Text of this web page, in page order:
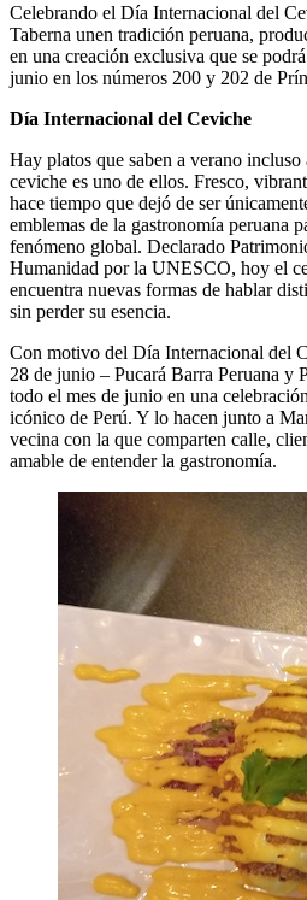
Celebrando el Día Internacional del
Taberna unen tradición peruana,
en una creación exclusiva que se
junio en los números 200 y 202 de
Día Internacional del Ceviche
Hay platos que saben a verano
ceviche es uno de ellos. Fresco,
hace tiempo que dejó de ser
emblemas de la gastronomía peruana
fenómeno global. Declarado
Humanidad por la UNESCO, hoy el
encuentra nuevas formas de hablar
sin perder su esencia.
Con motivo del Día Internacional del
28 de junio – Pucará Barra Peruana y
todo el mes de junio en una
icónico de Perú. Y lo hacen junto a
vecina con la que comparten calle,
amable de entender la gastronomía.